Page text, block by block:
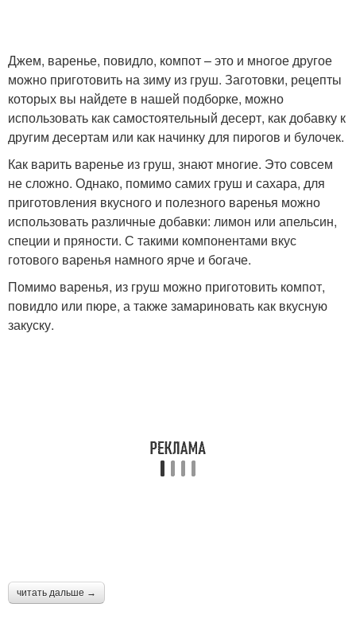
Пюре из груши Повидло из груш
Груши в домашних
условиях
Грушевое варение Вяленая груша
Груша на зиму
Заготовки из груш
Джем, варенье, повидло, компот – это и многое другое
можно приготовить на зиму из груш. Заготовки, рецепты
которых вы найдете в нашей подборке, можно
использовать как самостоятельный десерт, как добавку к
другим десертам или как начинку для пирогов и булочек.
Как варить варенье из груш, знают многие. Это совсем
не сложно. Однако, помимо самих груш и сахара, для
приготовления вкусного и полезного варенья можно
использовать различные добавки: лимон или апельсин,
специи и пряности. С такими компонентами вкус
готового варенья намного ярче и богаче.
Помимо варенья, из груш можно приготовить компот,
повидло или пюре, а также замариновать как вкусную
закуску.
читать дальше →